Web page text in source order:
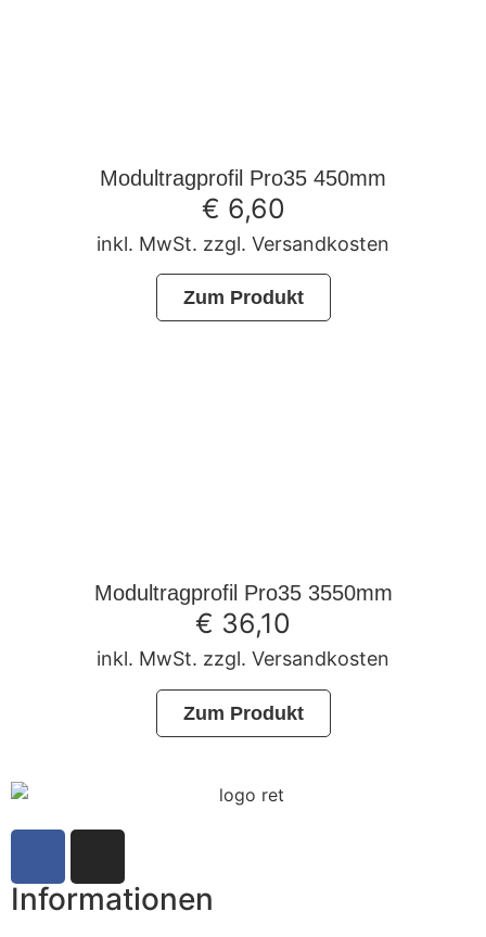
Modultragprofil Pro35 450mm
€ 6,60
inkl. MwSt. zzgl. Versandkosten
Zum Produkt
Modultragprofil Pro35 3550mm
€ 36,10
inkl. MwSt. zzgl. Versandkosten
Zum Produkt
Informationen